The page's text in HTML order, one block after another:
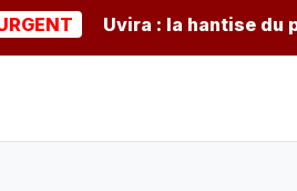
Uvira : la hantise du